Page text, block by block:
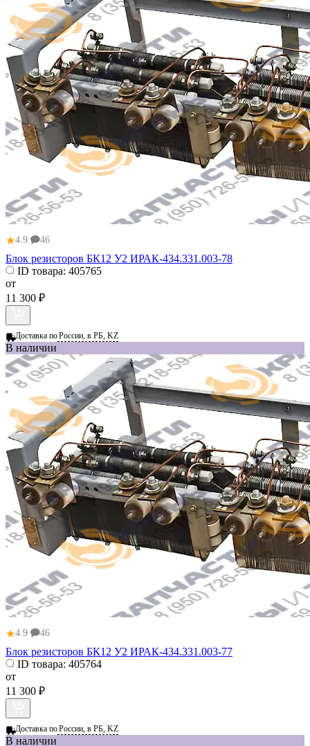
★4.9 46
Блок резисторов БК12 У2 ИРАК-434.331.003-78
ID товара: 405765
от
11 300 ₽
Доставка поРоссии, в РБ, KZ
В наличии
★4.9 46
Блок резисторов БК12 У2 ИРАК-434.331.003-77
ID товара: 405764
от
11 300 ₽
Доставка поРоссии, в РБ, KZ
В наличии